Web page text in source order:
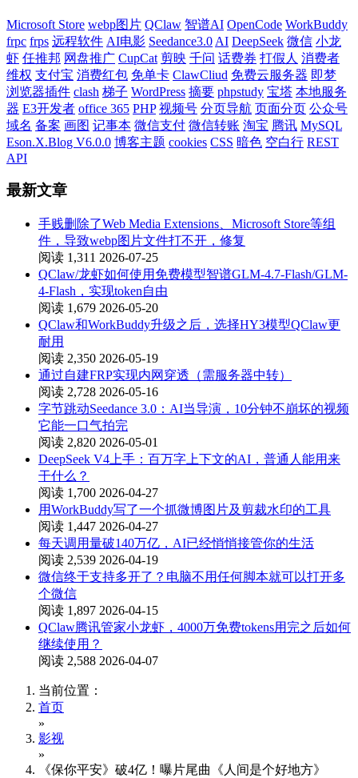
Microsoft Store webp图片 QClaw 智谱AI OpenCode WorkBuddy
frpc frps 远程软件 AI电影 Seedance3.0 AI DeepSeek 微信 小龙
虾 任推邦 网盘推广 CupCat 剪映 千问 话费券 打假人 消费者
维权 支付宝 消费红包 免单卡 ClawCliud 免费云服务器 即梦
浏览器插件 clash 梯子 WordPress 摘要 phpstudy 宝塔 本地服务
器 E3开发者 office 365 PHP 视频号 分页导航 页面分页 公众号
域名 备案 画图 记事本 微信支付 微信转账 淘宝 腾讯 MySQL
Eson.X.Blog V6.0.0 博客主题 cookies CSS 暗色 空白行 REST
API
最新文章
手贱删除了Web Media Extensions、Microsoft Store等组
件，导致webp图片文件打不开，修复
阅读 1,311 2026-07-25
QClaw/龙虾如何使用免费模型智谱GLM-4.7-Flash/GLM-
4-Flash，实现token自由
阅读 1,679 2026-05-20
QClaw和WorkBuddy升级之后，选择HY3模型QClaw更
耐用
阅读 2,350 2026-05-19
通过自建FRP实现内网穿透（需服务器中转）
阅读 2,728 2026-05-16
字节跳动Seedance 3.0：AI当导演，10分钟不崩坏的视频
它能一口气拍完
阅读 2,820 2026-05-01
DeepSeek V4上手：百万字上下文的AI，普通人能用来
干什么？
阅读 1,700 2026-04-27
用WorkBuddy写了一个抓微博图片及剪裁水印的工具
阅读 1,447 2026-04-27
每天调用量破140万亿，AI已经悄悄接管你的生活
阅读 2,539 2026-04-19
微信终于支持多开了？电脑不用任何脚本就可以打开多
个微信
阅读 1,897 2026-04-15
QClaw腾讯管家小龙虾，4000万免费tokens用完之后如何
继续使用？
阅读 2,588 2026-04-07
当前位置：
首页
»
影视
»
《保你平安》破4亿！曝片尾曲《人间是个好地方》